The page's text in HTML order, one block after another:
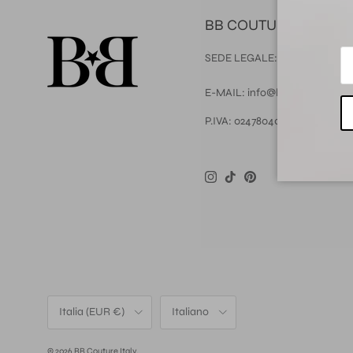
BB COUTURE
SEDE LEGALE: Via Ferrucci
E-MAIL: info@bbcouture.it
P.IVA: 02478040971
Instagram
TikTokPinterest
Italia (EUR €) Italiano
© 2026 BB Couture Italy